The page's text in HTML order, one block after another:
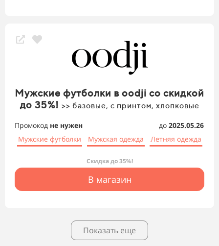
Мужские футболки в oodji со скидкой
до 35%! >> базовые, с принтом, хлопковые
Промокод не нужен до 2025.05.26
Мужские футболки
Мужская одежда Летняя одежда
Скидка до 35%!
В магазин
Показать еще